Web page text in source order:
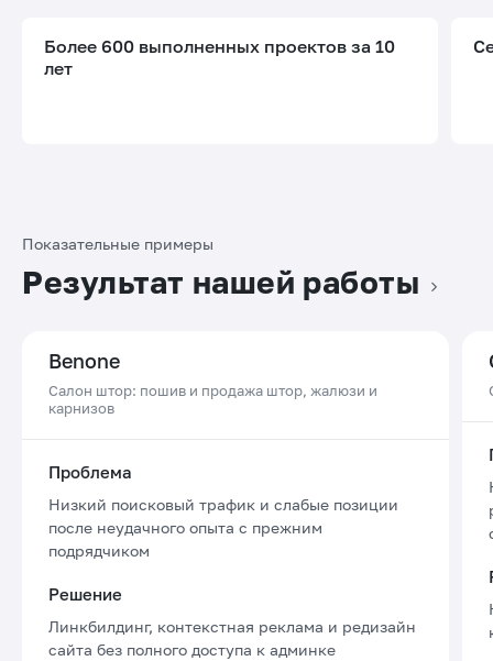
Более 600 выполненных проектов за 10
лет
Показательные примеры
Результат нашей работы
Benone
Салон штор: пошив и продажа штор, жалюзи и
карнизов
Проблема
Низкий поисковый трафик и слабые позиции
после неудачного опыта с прежним
подрядчиком
Решение
Линкбилдинг, контекстная реклама и редизайн
сайта без полного доступа к админке